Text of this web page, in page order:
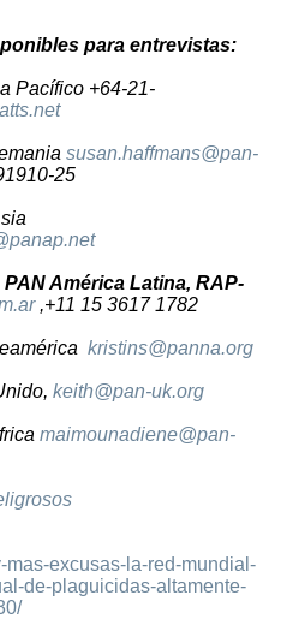
para entrevistas:
Pacífico +64-21-
susan.haffmans@pan-
25
PAN América Latina, RAP-
,+11 15 3617 1782
kristins@panna.org
keith@pan-uk.org
maimounadiene@pan-
mas-excusas-la-red-mundial-
de-plaguicidas-altamente-